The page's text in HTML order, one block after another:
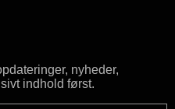
nyheder,
indhold først.